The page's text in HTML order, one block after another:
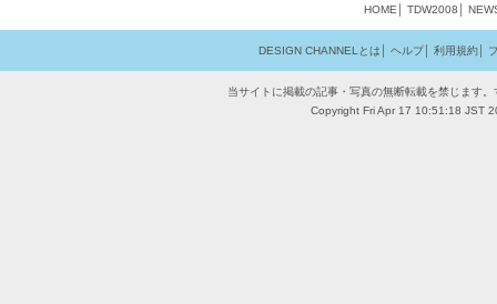
HOME
TDW2008
DESIGN CHANNELとは ヘルプ│ 利用規約│
当サイトに掲載の記事・写真の無断転載を禁じます
Copyright Fri Apr 17 10:51:18 JST